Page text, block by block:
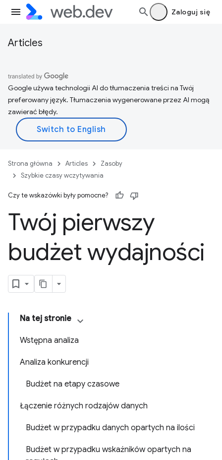
Zaloguj się
Articles
Google używa technologii AI do tłumaczenia treści na Twój
preferowany język. Tłumaczenia wygenerowane przez AI mogą
zawierać błędy.
Strona główna Articles
Zasoby
Szybkie czasy wczytywania
Czy te wskazówki były pomocne?
Twój pierwszy
budżet wydajności
Na tej stronie
Wstępna analiza
Analiza konkurencji
Budżet na etapy czasowe
Łączenie różnych rodzajów danych
Budżet w przypadku danych opartych na ilości
Budżet w przypadku wskaźników opartych na